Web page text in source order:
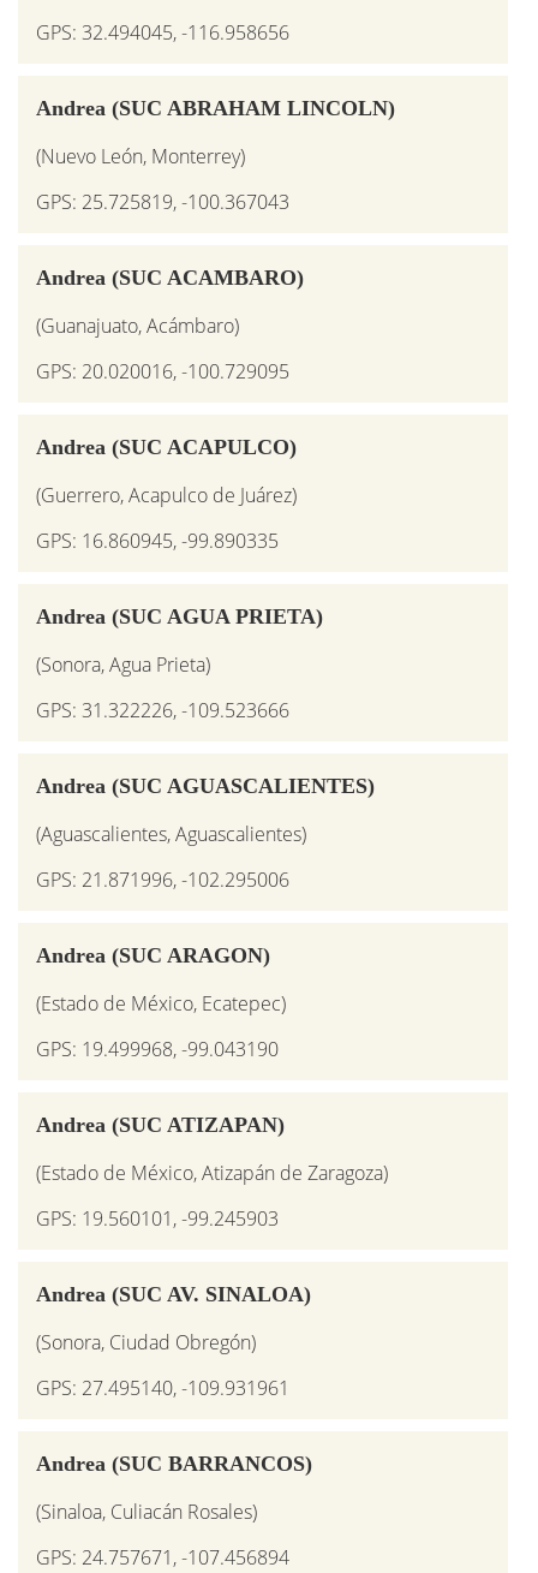
GPS: 32.494045, -116.958656
Andrea (SUC ABRAHAM LINCOLN)
(Nuevo León, Monterrey)
GPS: 25.725819, -100.367043
Andrea (SUC ACAMBARO)
(Guanajuato, Acámbaro)
GPS: 20.020016, -100.729095
Andrea (SUC ACAPULCO)
(Guerrero, Acapulco de Juárez)
GPS: 16.860945, -99.890335
Andrea (SUC AGUA PRIETA)
(Sonora, Agua Prieta)
GPS: 31.322226, -109.523666
Andrea (SUC AGUASCALIENTES)
(Aguascalientes, Aguascalientes)
GPS: 21.871996, -102.295006
Andrea (SUC ARAGON)
(Estado de México, Ecatepec)
GPS: 19.499968, -99.043190
Andrea (SUC ATIZAPAN)
(Estado de México, Atizapán de Zaragoza)
GPS: 19.560101, -99.245903
Andrea (SUC AV. SINALOA)
(Sonora, Ciudad Obregón)
GPS: 27.495140, -109.931961
Andrea (SUC BARRANCOS)
(Sinaloa, Culiacán Rosales)
GPS: 24.757671, -107.456894